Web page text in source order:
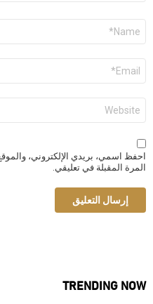
البريد
الإلكتروني
*
الموقع
الإلكتروني
احفظ اسمي، بريدي الإلكتروني،
المرة المقبلة في تعليقي.
TRENDING NOW